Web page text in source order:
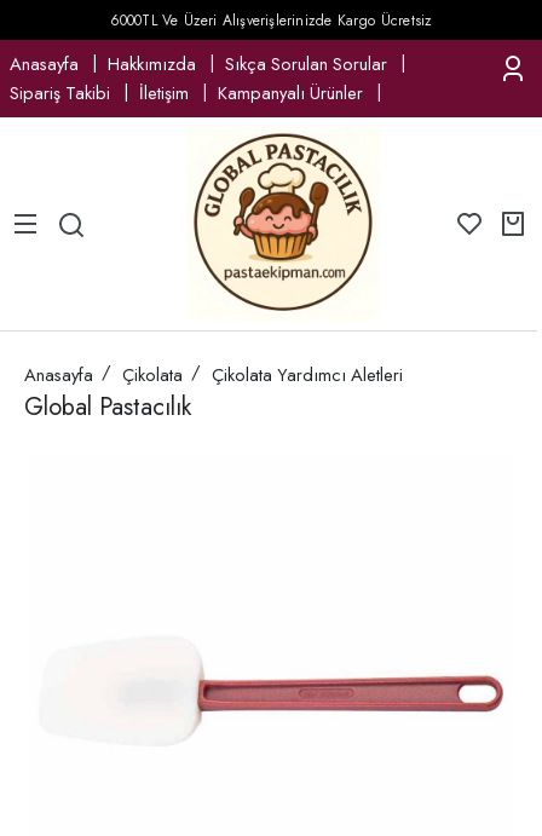
6000TL Ve Üzeri Alışverişlerinizde Kargo Ücretsiz
Anasayfa Hakkımızda
Sıkça Sorulan Sorular
Sipariş Takibi
İletişim Kampanyalı Ürünler
Anasayfa Çikolata Çikolata Yardımcı Aletleri
Global Pastacılık